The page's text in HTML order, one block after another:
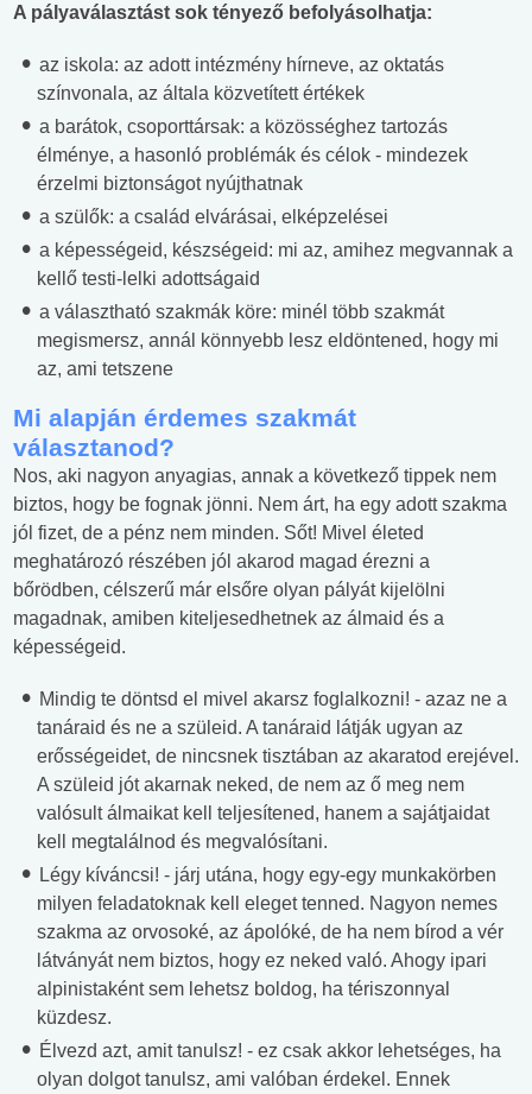
A pályaválasztást sok tényező befolyásolhatja:
az iskola: az adott intézmény hírneve, az oktatás
színvonala, az általa közvetített értékek
a barátok, csoporttársak: a közösséghez tartozás
élménye, a hasonló problémák és célok - mindezek
érzelmi biztonságot nyújthatnak
a szülők: a család elvárásai, elképzelései
a képességeid, készségeid: mi az, amihez megvannak a
kellő testi-lelki adottságaid
a választható szakmák köre: minél több szakmát
megismersz, annál könnyebb lesz eldöntened, hogy mi
az, ami tetszene
Mi alapján érdemes szakmát
választanod?
Nos, aki nagyon anyagias, annak a következő tippek nem
biztos, hogy be fognak jönni. Nem árt, ha egy adott szakma
jól fizet, de a pénz nem minden. Sőt! Mivel életed
meghatározó részében jól akarod magad érezni a
bőrödben, célszerű már elsőre olyan pályát kijelölni
magadnak, amiben kiteljesedhetnek az álmaid és a
képességeid.
Mindig te döntsd el mivel akarsz foglalkozni! - azaz ne a
tanáraid és ne a szüleid. A tanáraid látják ugyan az
erősségeidet, de nincsnek tisztában az akaratod erejével.
A szüleid jót akarnak neked, de nem az ő meg nem
valósult álmaikat kell teljesítened, hanem a sajátjaidat
kell megtalálnod és megvalósítani.
Légy kíváncsi! - járj utána, hogy egy-egy munkakörben
milyen feladatoknak kell eleget tenned. Nagyon nemes
szakma az orvosoké, az ápolóké, de ha nem bírod a vér
látványát nem biztos, hogy ez neked való. Ahogy ipari
alpinistaként sem lehetsz boldog, ha tériszonnyal
küzdesz.
Élvezd azt, amit tanulsz! - ez csak akkor lehetséges, ha
olyan dolgot tanulsz, ami valóban érdekel. Ennek